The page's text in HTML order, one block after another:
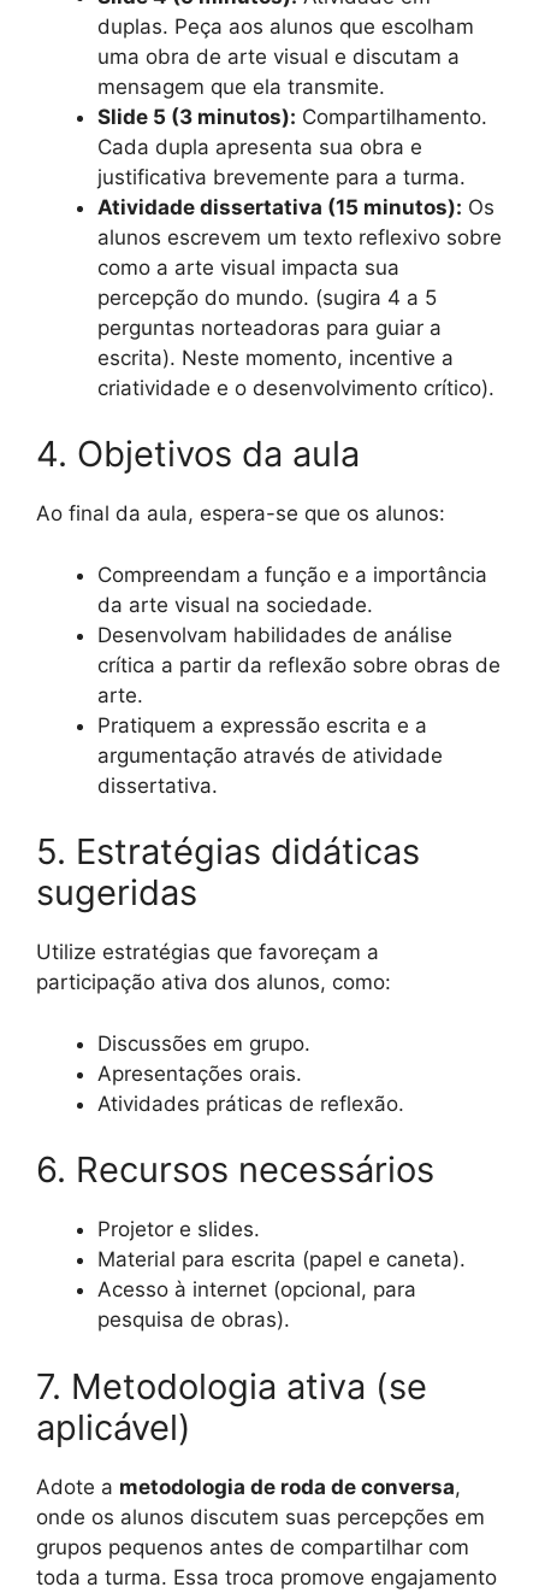
duplas. Peça aos alunos que escolham
uma obra de arte visual e discutam a
mensagem que ela transmite.
Slide 5 (3 minutos): Compartilhamento.
Cada dupla apresenta sua obra e
justificativa brevemente para a turma.
Atividade dissertativa (15 minutos): Os
alunos escrevem um texto reflexivo sobre
como a arte visual impacta sua
percepção do mundo. (sugira 4 a 5
perguntas norteadoras para guiar a
escrita). Neste momento, incentive a
criatividade e o desenvolvimento crítico).
4. Objetivos da aula
Ao final da aula, espera-se que os alunos:
Compreendam a função e a importância
da arte visual na sociedade.
Desenvolvam habilidades de análise
crítica a partir da reflexão sobre obras de
arte.
Pratiquem a expressão escrita e a
argumentação através de atividade
dissertativa.
5. Estratégias didáticas
sugeridas
Utilize estratégias que favoreçam a
participação ativa dos alunos, como:
Discussões em grupo.
Apresentações orais.
Atividades práticas de reflexão.
6. Recursos necessários
Projetor e slides.
Material para escrita (papel e caneta).
Acesso à internet (opcional, para
pesquisa de obras).
7. Metodologia ativa (se
aplicável)
Adote a metodologia de roda de conversa,
onde os alunos discutem suas percepções em
grupos pequenos antes de compartilhar com
toda a turma. Essa troca promove engajamento